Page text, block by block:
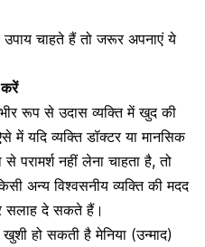
चाहते हैं तो जरूर अपनाएं ये
करें
रूप से उदास व्यक्ति में खुद की
में यदि व्यक्ति डॉक्टर यामानसिक
परामर्श नहीं लेना चाहता है, तो
अन्य विश्वसनीय व्यक्ति की मदद
सलाह दे सकते हैं।
हो सकती है मेनिया (उन्माद)